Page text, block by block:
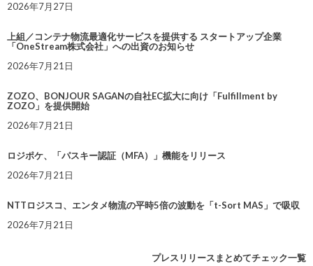
2026年7月27日
上組／コンテナ物流最適化サービスを提供する スタートアップ企業
「OneStream株式会社」への出資のお知らせ
2026年7月21日
ZOZO、BONJOUR SAGANの自社EC拡大に向け「Fulfillment by
ZOZO」を提供開始
2026年7月21日
ロジポケ、「パスキー認証（MFA）」機能をリリース
2026年7月21日
NTTロジスコ、エンタメ物流の平時5倍の波動を「t-Sort MAS」で吸収
2026年7月21日
プレスリリースまとめてチェック一覧